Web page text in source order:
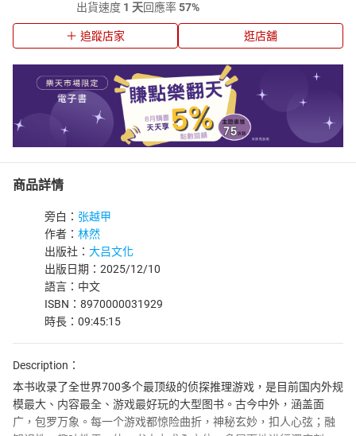
出貨速度 1 天回應率57%
追蹤店家 逛店舖
商品詳情
旁白： 张越甲
作者： 林然
出版社： 大吕文化
出版日期：2025/12/10
語言：中文
ISBN：8970000031929
時長：09:45:15
Description：
本书收录了全世界700多个最顶级的侦探推理游戏，是目前国内外规
模最大、内容最全、游戏最好玩的大型图书。古今中外，涵盖面
广，包罗万象。每一个游戏都惊险曲折，神秘玄妙，扣人心弦；融